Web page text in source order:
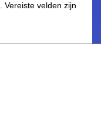
Vereiste velden zijn